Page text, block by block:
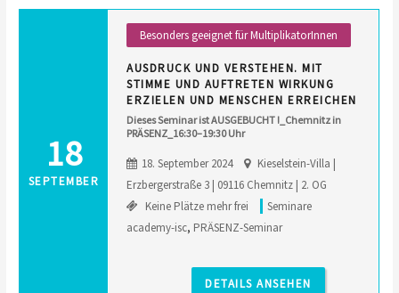
18
SEPTEMBER
Besonders geeignet für MultiplikatorInnen
AUSDRUCK UND VERSTEHEN. MIT
STIMME UND AUFTRETEN WIRKUNG
ERZIELEN UND MENSCHEN ERREICHEN
Dieses Seminar ist AUSGEBUCHT !_Chemnitz in
PRÄSENZ_16:30–19:30 Uhr
18. September 2024
Kieselstein-Villa |
Erzbergerstraße 3 | 09116 Chemnitz | 2. OG
Keine Plätze mehr frei
Seminare
academy-isc, PRÄSENZ-Seminar
DETAILS ANSEHEN